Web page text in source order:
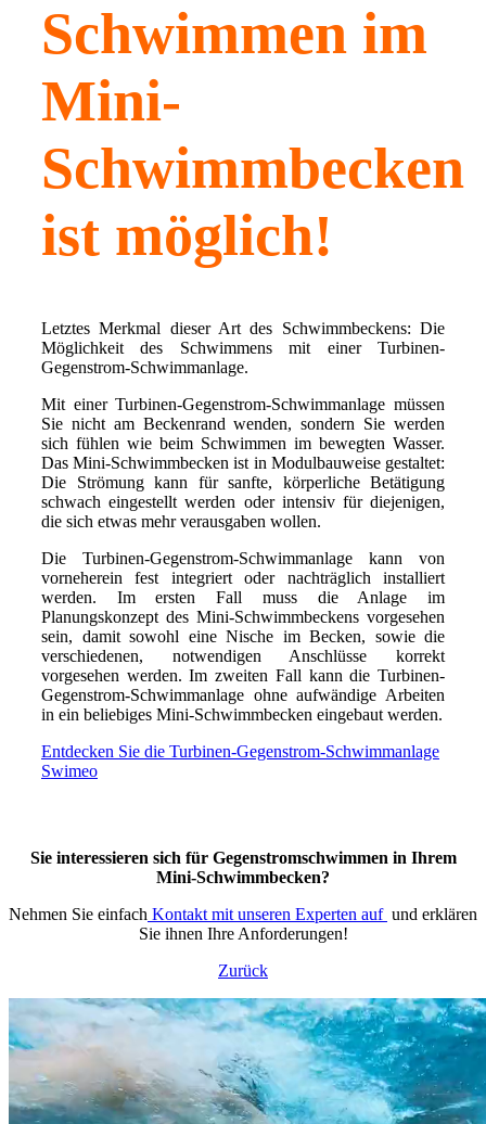
Schwimmen im
Mini-
Schwimmbecken
ist möglich!
Letztes Merkmal dieser Art des Schwimmbeckens: Die
Möglichkeit des Schwimmens mit einer Turbinen-
Gegenstrom-Schwimmanlage.
Mit einer Turbinen-Gegenstrom-Schwimmanlage müssen
Sie nicht am Beckenrand wenden, sondern Sie werden
sich fühlen wie beim Schwimmen im bewegten Wasser.
Das Mini-Schwimmbecken ist in Modulbauweise gestaltet:
Die Strömung kann für sanfte, körperliche Betätigung
schwach eingestellt werden oder intensiv für diejenigen,
die sich etwas mehr verausgaben wollen.
Die Turbinen-Gegenstrom-Schwimmanlage kann von
vorneherein fest integriert oder nachträglich installiert
werden. Im ersten Fall muss die Anlage im
Planungskonzept des Mini-Schwimmbeckens vorgesehen
sein, damit sowohl eine Nische im Becken, sowie die
verschiedenen, notwendigen Anschlüsse korrekt
vorgesehen werden. Im zweiten Fall kann die Turbinen-
Gegenstrom-Schwimmanlage ohne aufwändige Arbeiten
in ein beliebiges Mini-Schwimmbecken eingebaut werden.
Entdecken Sie die Turbinen-Gegenstrom-Schwimmanlage
Swimeo
Sie interessieren sich für Gegenstromschwimmen in Ihrem
Mini-Schwimmbecken?
Nehmen Sie einfach Kontakt mit unseren Experten auf und erklären
Sie ihnen Ihre Anforderungen!
Zurück